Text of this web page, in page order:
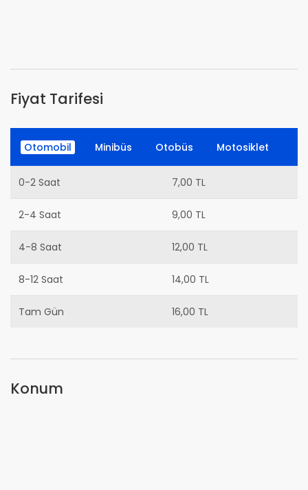
Fiyat Tarifesi
Otomobil Minibüs Otobüs Motosiklet
0-2 Saat 7,00 TL
2-4 Saat 9,00 TL
4-8 Saat 12,00 TL
8-12 Saat 14,00 TL
Tam Gün 16,00 TL
Konum